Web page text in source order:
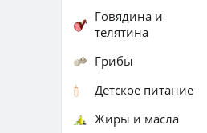
Говядина и
телятина
Грибы
Детское питание
Жиры и масла